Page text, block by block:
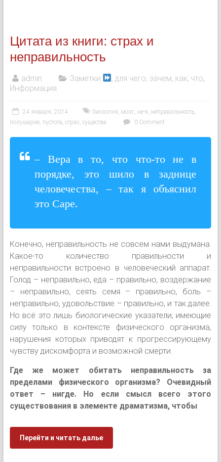
Цитата из книги: страх и
неправильность
admin Заметки , для чего, зачем, как, что,
Информация
24 января, 2014 биология мозг, не-я неправильность,
полушарие, пустота страх существа 0 Comment
– Вера в то, что что-то не в
порядке, это шило в заднице
человечества, – так я объяснил
это Саре.
Конечно, неправильность не совсем нами выдумана.
Какое-то количество правильности и
неправильности встроено в человеческий аппарат.
Голод – неправильно, еда – правильно, воздержание
– неправильно, сеять семя – правильно, боль –
неправильно, удовольствие – правильно, и так далее.
Но всё это лишь биологические указатели, имеющие
силу только в контексте физического организма,
нарушения которых приводят к прогрессирующему
чувству дискомфорта и возможной смерти.
Где же может обитать неправильность за
пределами физического организма? Очевидный
ответ – нигде. Но если смысл всего этого
существования в элементе драматизма, чтобы
Перейти и читать далье